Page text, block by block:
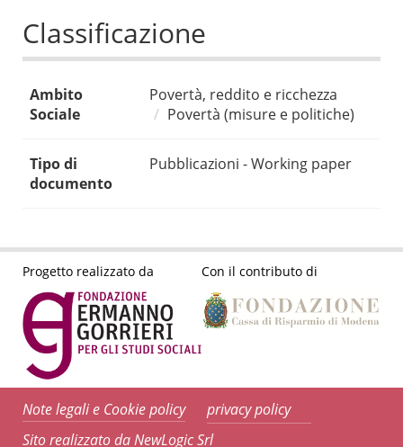
Classificazione
Ambito
Sociale
Povertà, reddito e ricchezza
Povertà (misure e politiche)
Tipo di
documento
Pubblicazioni - Working paper
Progetto realizzato da Con il contributo di
Note legali e Cookie policy
privacy policy
Sito realizzato da NewLogic Srl